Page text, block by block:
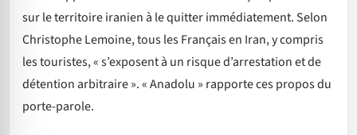
sur le territoire iranien à le quitter immédiatement. Selon
Christophe Lemoine, tous les Français en Iran, y compris
les touristes, « s’exposent à un risque d’arrestation et de
détention arbitraire ». « Anadolu » rapporte ces propos du
porte-parole.